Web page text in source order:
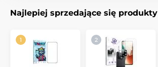
Najlepiej sprzedające się produkty